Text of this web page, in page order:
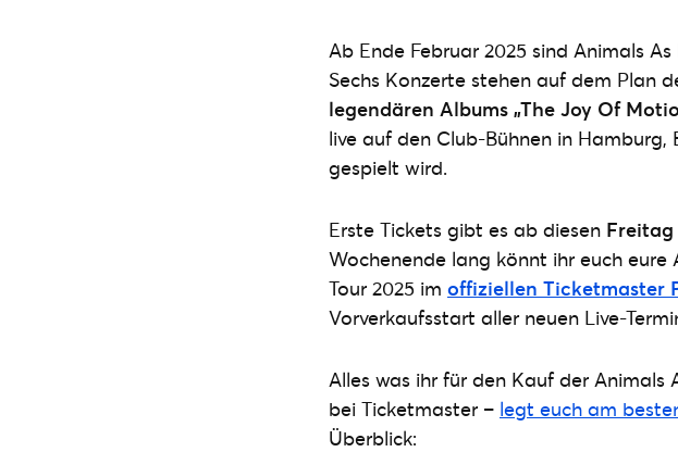
Ab Ende Februar 2025 sind Animals
Sechs Konzerte stehen auf dem Plan
legendären Albums „The Joy Of
live auf den Club-Bühnen in
gespielt wird.
Erste Tickets gibt es ab diesen Freitag
Wochenende lang könnt ihr euch
Tour 2025 im offiziellen Ticketmaster
Vorverkaufsstart aller neuen Live-
Alles was ihr für den Kauf der Animals
bei Ticketmaster – legt euch am
Überblick: